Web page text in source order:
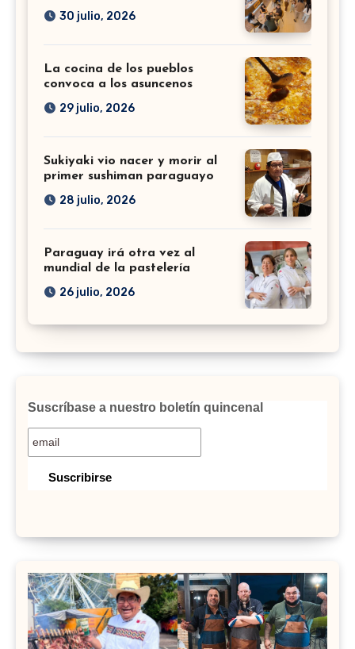
30 julio, 2026
La cocina de los pueblos
convoca a los asuncenos
29 julio, 2026
Sukiyaki vio nacer y morir al
primer sushiman paraguayo
28 julio, 2026
Paraguay irá otra vez al
mundial de la pastelería
26 julio, 2026
Suscríbase a nuestro boletín quincenal